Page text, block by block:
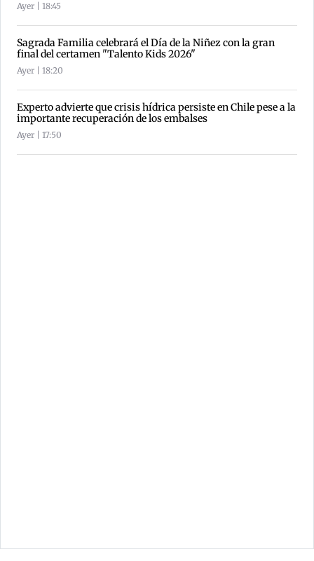
Ayer | 18:45
Sagrada Familia celebrará el Día de la Niñez con la gran
final del certamen "Talento Kids 2026"
Ayer | 18:20
Experto advierte que crisis hídrica persiste en Chile pese a la
importante recuperación de los embalses
Ayer | 17:50